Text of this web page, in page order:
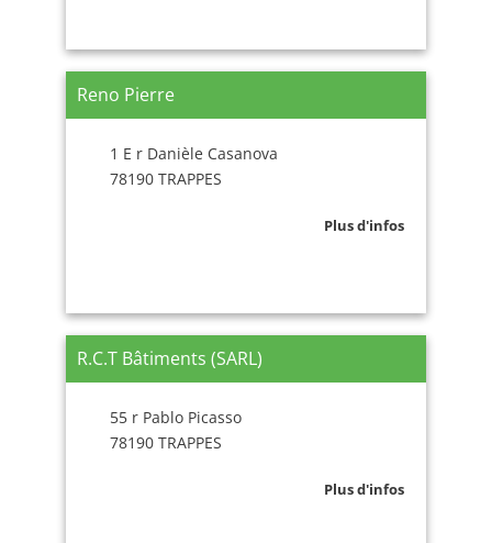
Reno Pierre
1 E r Danièle Casanova
78190 TRAPPES
Plus d'infos
R.C.T Bâtiments (SARL)
55 r Pablo Picasso
78190 TRAPPES
Plus d'infos